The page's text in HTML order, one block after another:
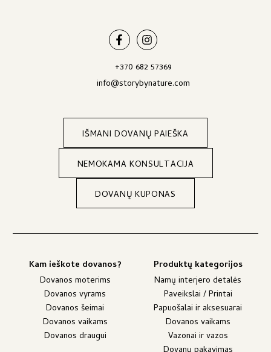
+370 682 57369
info@storybynature.com
IŠMANI DOVANŲ PAIEŠKA
NEMOKAMA KONSULTACIJA
DOVANŲ KUPONAS
Kam ieškote dovanos?
Dovanos moterims
Dovanos vyrams
Dovanos šeimai
Dovanos vaikams
Dovanos draugui
Produktų kategorijos
Namų interjero detalės
Paveikslai / Printai
Papuošalai ir aksesuarai
Dovanos vaikams
Vazonai ir vazos